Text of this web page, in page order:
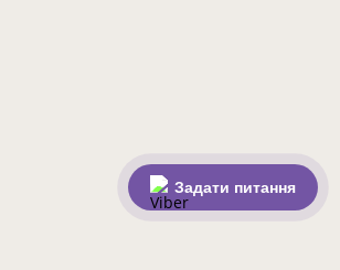
Задати питання